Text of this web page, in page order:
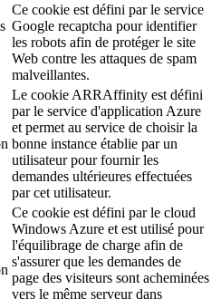
Ce cookie est défini par le service
Google recaptcha pour identifier
les robots afin de protéger le site
Web contre les attaques de spam
malveillantes.
Le cookie ARRAffinity est défini
par le service d'application Azure
et permet au service de choisir la
bonne instance établie par un
utilisateur pour fournir les
demandes ultérieures effectuées
par cet utilisateur.
Ce cookie est défini par le cloud
Windows Azure et est utilisé pour
l'équilibrage de charge afin de
s'assurer que les demandes de
page des visiteurs sont acheminées
vers le même serveur dans